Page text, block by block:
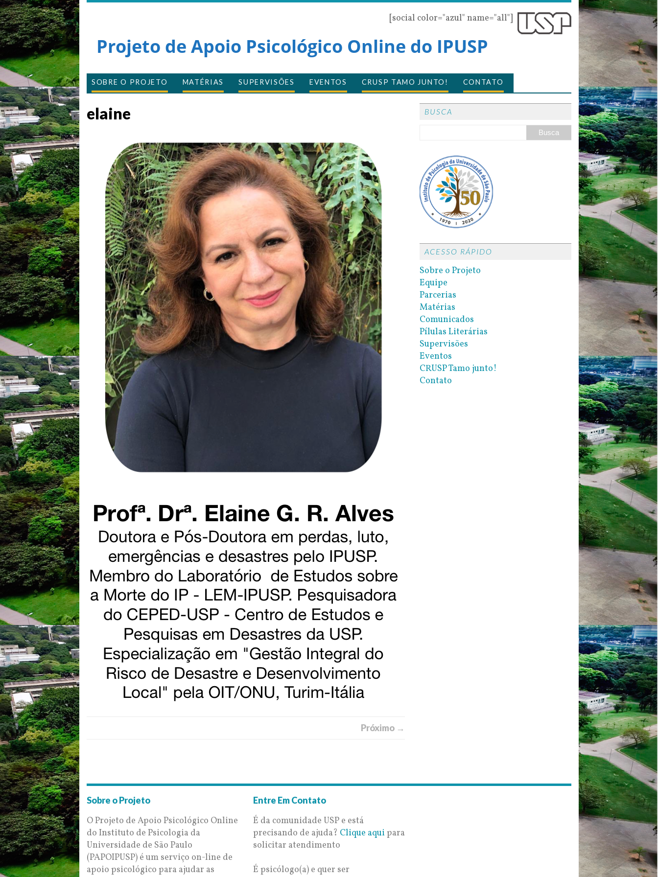
[social color="azul" name="all"]
Projeto de Apoio Psicológico Online do IPUSP
SOBRE O PROJETO MATÉRIAS SUPERVISÕES EVENTOS CRUSP TAMO JUNTO! CONTATO
elaine
Próximo →
BUSCA
ACESSO RÁPIDO
Sobre o Projeto
Equipe
Parcerias
Matérias
Comunicados
Pílulas Literárias
Supervisões
Eventos
CRUSP Tamo junto!
Contato
Sobre o Projeto
O Projeto de Apoio Psicológico Online
do Instituto de Psicologia da
Universidade de São Paulo
(PAPOIPUSP) é um serviço on-line de
apoio psicológico para ajudar as
Entre Em Contato
É da comunidade USP e está
precisando de ajuda? Clique aquipara
solicitar atendimento
É psicólogo(a) e quer ser